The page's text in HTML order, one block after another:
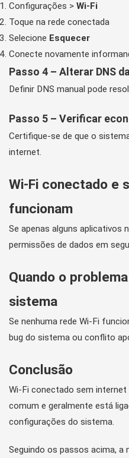
Configurações > Wi-Fi
Toque na rede conectada
Selecione Esquecer
Conecte novamente
Passo 4 – Alterar DNS
Definir DNS manual pode
Passo 5 – Verificar
Certifique-se de que o
internet.
Wi-Fi conectado e
funcionam
Se apenas alguns aplicativos
permissões de dados em
Quando o
sistema
Se nenhuma rede Wi-Fi
bug do sistema ou conflito
Conclusão
Wi-Fi conectado sem
comum e geralmente está
configurações do sistema.
Seguindo os passos acima, a